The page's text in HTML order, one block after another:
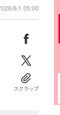
6/1 05:00
スクラップ